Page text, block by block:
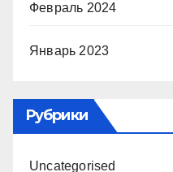
Февраль 2024
Январь 2023
Рубрики
Uncategorised